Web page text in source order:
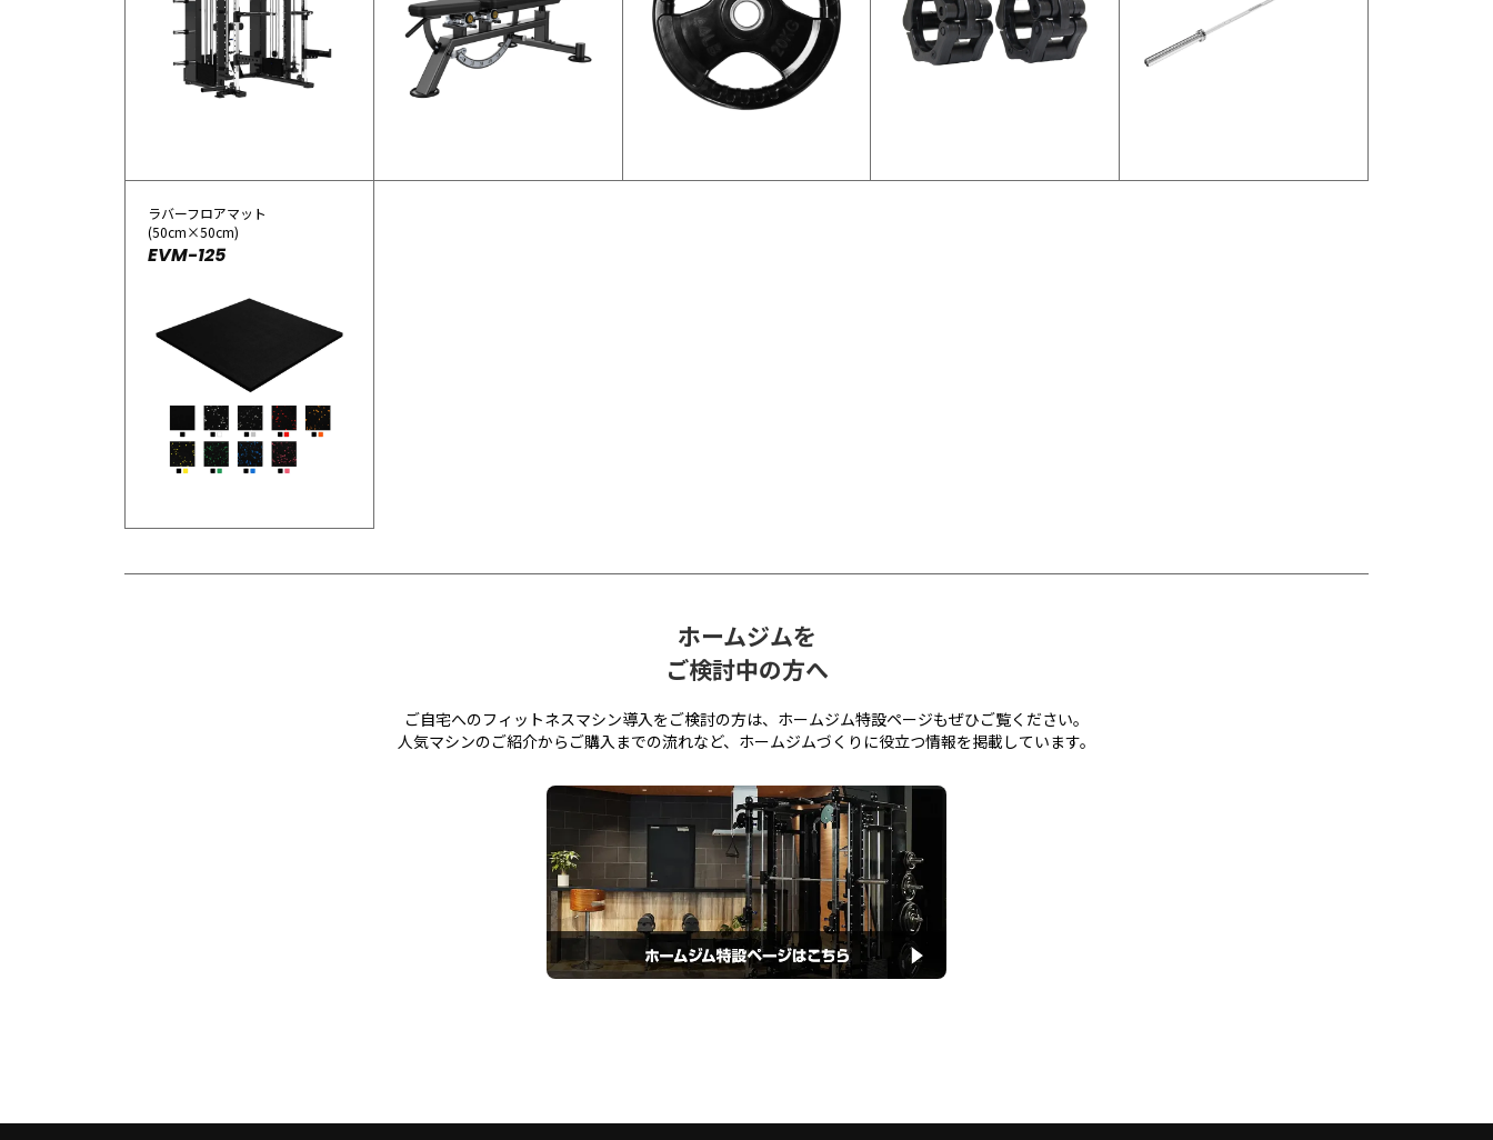
ラバーフロアマット
(50cm×50cm)
EVM-125
ホームジムを
ご検討中の方へ
ご自宅へのフィットネスマシン導入をご検討の方は、ホームジム特設ページもぜひご覧ください。
人気マシンのご紹介からご購入までの流れなど、ホームジムづくりに役立つ情報を掲載しています。